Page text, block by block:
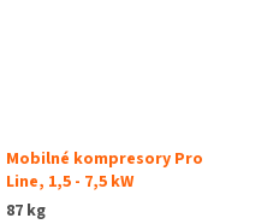
Mobilné kompresory Pro
Line, 1,5 - 7,5 kW
87 kg